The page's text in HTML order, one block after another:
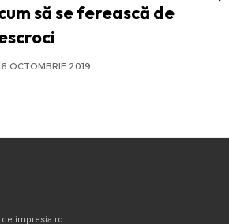
să se ferească de
OCTOMBRIE 2019
de impresia.ro